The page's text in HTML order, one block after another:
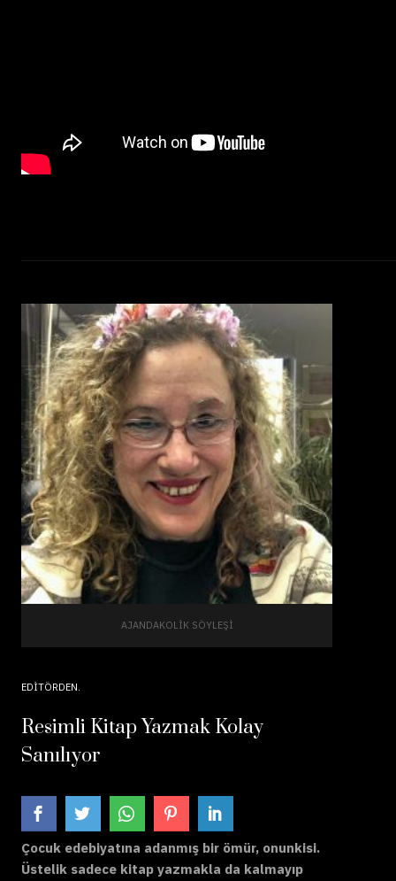
AJANDAKOLIK SÖYLEŞI
EDITÖRDEN
Resimli Kitap Yazmak Kolay
Sanılıyor
Çocuk edebiyatına adanmış bir ömür, onunkisi.
Üstelik sadece kitap yazmakla da kalmayıp